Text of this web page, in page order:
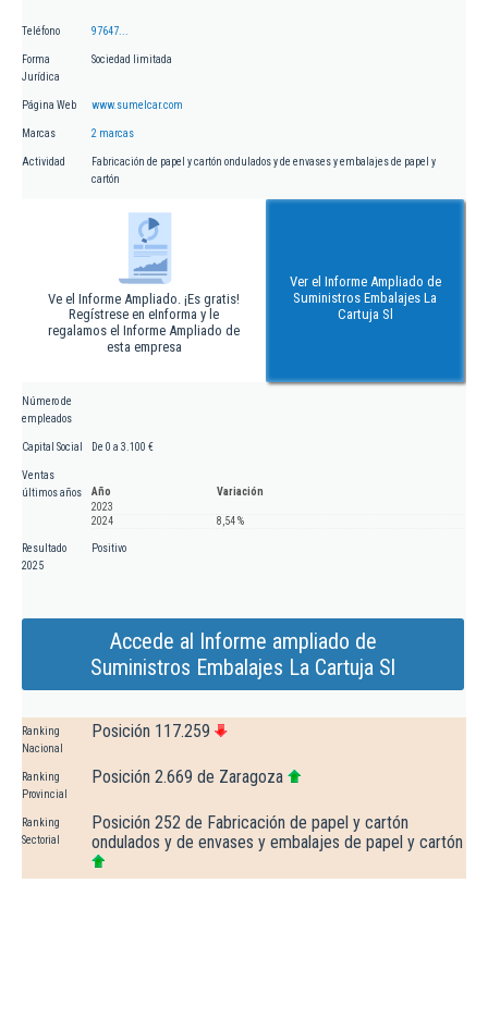
Teléfono 97647...
Forma
Jurídica
Sociedad limitada
Página Web www.sumelcar.com
Marcas 2 marcas
Actividad
Fabricación de papel y cartón ondulados y de envases y embalajes de papel y
cartón
Ve el Informe Ampliado. ¡Es gratis!
Regístrese en eInforma y le
regalamos el Informe Ampliado de
esta empresa
Ver el Informe Ampliado de
Suministros Embalajes La
Cartuja Sl
Número de
empleados
Capital Social De 0 a 3.100 €
Ventas
últimos años
Año
Variación
2023
2024
8,54 %
Resultado
2025
Positivo
Accede al Informe ampliado de
Suministros Embalajes La Cartuja Sl
Ranking
Nacional
Posición 117.259
Ranking
Provincial
Posición 2.669 de Zaragoza
Ranking
Sectorial
Posición 252 de Fabricación de papel y cartón
ondulados y de envases y embalajes de papel y cartón